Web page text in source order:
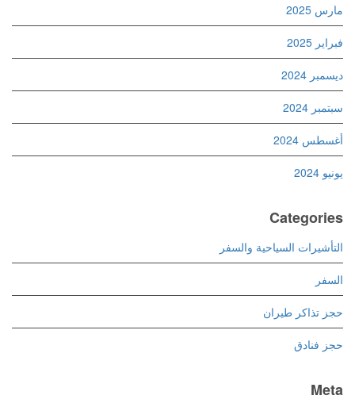
مارس 2025
فبراير 2025
ديسمبر 2024
سبتمبر 2024
أغسطس 2024
يونيو 2024
Categories
التأشيرات السياحية والسفر
السفر
حجز تذاكر طيران
حجز فنادق
Meta